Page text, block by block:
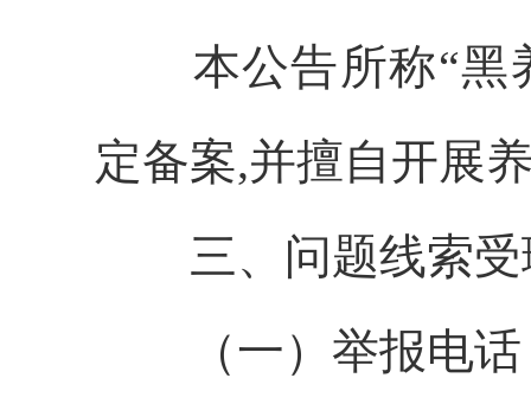
本公告所称“黑养
定备案,并擅自开展
三、问题线索受
（一）举报电话